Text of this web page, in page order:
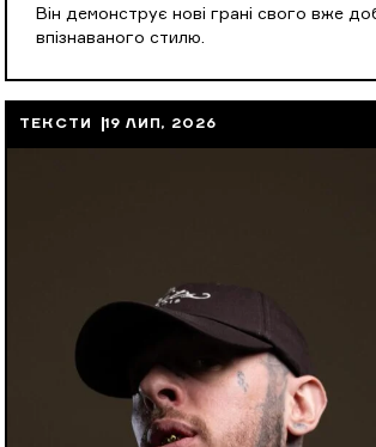
Він демонструє нові грані свого вже
впізнаваного стилю.
ТЕКСТИ 19 ЛИП, 2026